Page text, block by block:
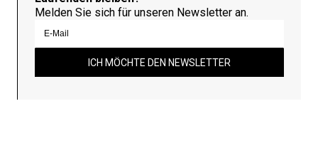
Melden Sie sich für unseren Newsletter an.
ICH MÖCHTE DEN NEWSLETTER